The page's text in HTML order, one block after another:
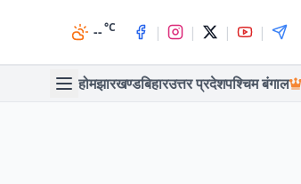
--°C | | | |
होमझारखण्डबिहारउत्तर प्रदेशपश्चिम बंगाल